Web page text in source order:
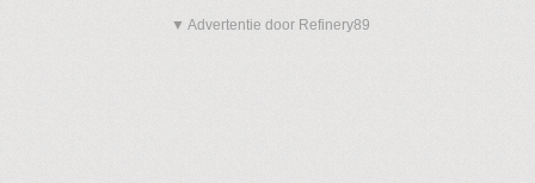
▼ Advertentie door Refinery89